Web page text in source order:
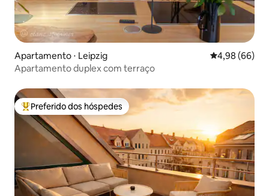
Apartamento ⋅ Leipzig 4,98 de uma
4,98 (66)
Apartamento duplex com terraço
Entre os melhores preferidos dos hóspedes
Preferido dos hóspedes